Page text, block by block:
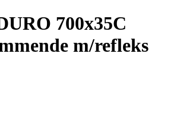
700x35C
m/refleks